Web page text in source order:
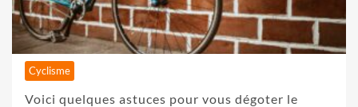
Cyclisme
Voici quelques astuces pour vous dégoter le